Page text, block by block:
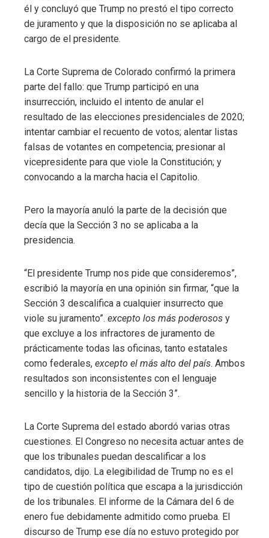
él y concluyó que Trump no prestó el tipo correcto
de juramento y que la disposición no se aplicaba al
cargo de el presidente.
La Corte Suprema de Colorado confirmó la primera
parte del fallo: que Trump participó en una
insurrección, incluido el intento de anular el
resultado de las elecciones presidenciales de 2020;
intentar cambiar el recuento de votos; alentar listas
falsas de votantes en competencia; presionar al
vicepresidente para que viole la Constitución; y
convocando a la marcha hacia el Capitolio.
Pero la mayoría anuló la parte de la decisión que
decía que la Sección 3 no se aplicaba a la
presidencia.
“El presidente Trump nos pide que consideremos”,
escribió la mayoría en una opinión sin firmar, “que la
Sección 3 descalifica a cualquier insurrecto que
viole su juramento”. excepto los más poderosos y
que excluye a los infractores de juramento de
prácticamente todas las oficinas, tanto estatales
como federales, excepto el más alto del país. Ambos
resultados son inconsistentes con el lenguaje
sencillo y la historia de la Sección 3”.
La Corte Suprema del estado abordó varias otras
cuestiones. El Congreso no necesita actuar antes de
que los tribunales puedan descalificar a los
candidatos, dijo. La elegibilidad de Trump no es el
tipo de cuestión política que escapa a la jurisdicción
de los tribunales. El informe de la Cámara del 6 de
enero fue debidamente admitido como prueba. El
discurso de Trump ese día no estuvo protegido por